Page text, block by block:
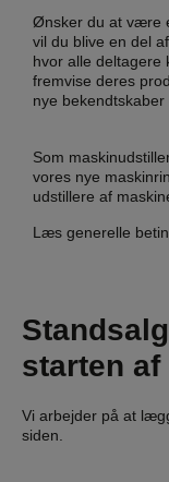
Ønsker du at være
vil du blive en del
hvor alle deltagere
fremvise deres
nye
Som
vores nye
udstillere af
Læs generelle
starten
Vi arbejder på at
siden.